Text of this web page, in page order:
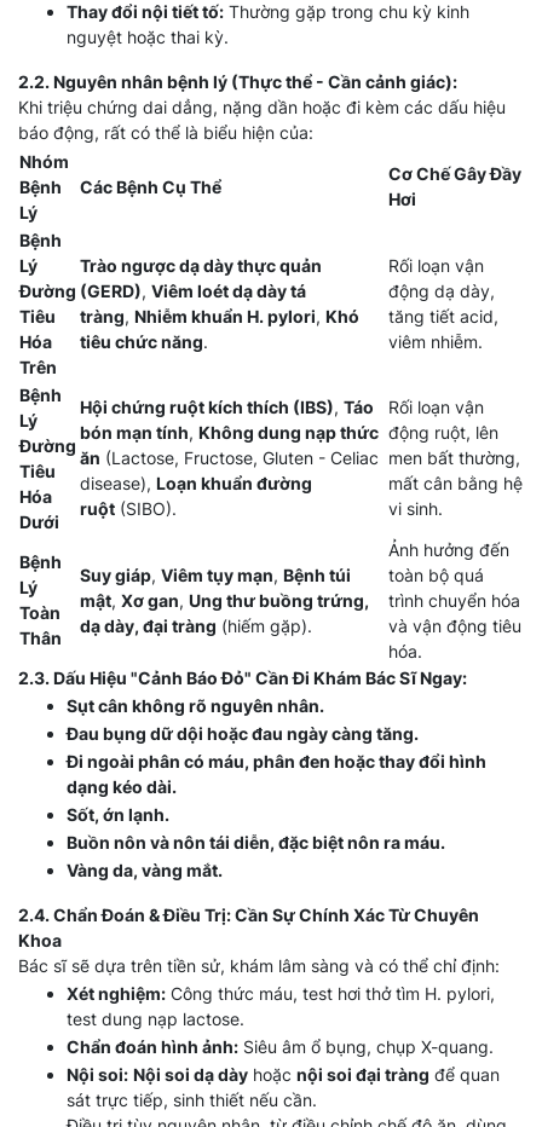
Thay đổi nội tiết tố: Thường gặp trong chu kỳ kinh
nguyệt hoặc thai kỳ.
2.2. Nguyên nhân bệnh lý (Thực thể - Cần cảnh giác):
Khi triệu chứng dai dẳng, nặng dần hoặc đi kèm các dấu hiệu
báo động, rất có thể là biểu hiện của:
Nhóm
Bệnh
Lý
Các Bệnh Cụ Thể
Cơ Chế Gây Đầy
Hơi
Bệnh
Lý
Đường
Tiêu
Hóa
Trên
Trào ngược dạ dày thực quản
(GERD), Viêm loét dạ dày tá
tràng, Nhiễm khuẩn H. pylori, Khó
tiêu chức năng.
Rối loạn vận
động dạ dày,
tăng tiết acid,
viêm nhiễm.
Bệnh
Lý
Đường
Tiêu
Hóa
Dưới
Hội chứng ruột kích thích (IBS), Táo
bón mạn tính, Không dung nạp thức
ăn (Lactose, Fructose, Gluten - Celiac
disease), Loạn khuẩn đường
ruột (SIBO).
Rối loạn vận
động ruột, lên
men bất thường,
mất cân bằng hệ
vi sinh.
Bệnh
Lý
Toàn
Thân
Suy giáp, Viêm tụy mạn, Bệnh túi
mật, Xơ gan, Ung thư buồng trứng,
dạ dày, đại tràng (hiếm gặp).
Ảnh hưởng đến
toàn bộ quá
trình chuyển hóa
và vận động tiêu
hóa.
2.3. Dấu Hiệu "Cảnh Báo Đỏ" Cần Đi Khám Bác Sĩ Ngay:
Sụt cân không rõ nguyên nhân.
Đau bụng dữ dội hoặc đau ngày càng tăng.
Đi ngoài phân có máu, phân đen hoặc thay đổi hình
dạng kéo dài.
Sốt, ớn lạnh.
Buồn nôn và nôn tái diễn, đặc biệt nôn ra máu.
Vàng da, vàng mắt.
2.4. Chẩn Đoán & Điều Trị: Cần Sự Chính Xác Từ Chuyên
Khoa
Bác sĩ sẽ dựa trên tiền sử, khám lâm sàng và có thể chỉ định:
Xét nghiệm: Công thức máu, test hơi thở tìm H. pylori,
test dung nạp lactose.
Chẩn đoán hình ảnh: Siêu âm ổ bụng, chụp X-quang.
Nội soi: Nội soi dạ dày hoặc nội soi đại tràng để quan
sát trực tiếp, sinh thiết nếu cần.